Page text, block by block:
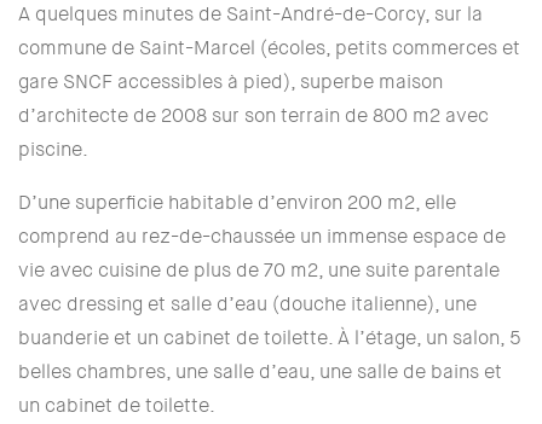
A quelques minutes de Saint-André-de-Corcy, sur la
commune de Saint-Marcel (écoles, petits commerces et
gare SNCF accessibles à pied), superbe maison
d’architecte de 2008 sur son terrain de 800 m2 avec
piscine.
D’une superficie habitable d’environ 200 m2, elle
comprend au rez-de-chaussée un immense espace de
vie avec cuisine de plus de 70 m2, une suite parentale
avec dressing et salle d’eau (douche italienne), une
buanderie et un cabinet de toilette. À l’étage, un salon, 5
belles chambres, une salle d’eau, une salle de bains et
un cabinet de toilette.